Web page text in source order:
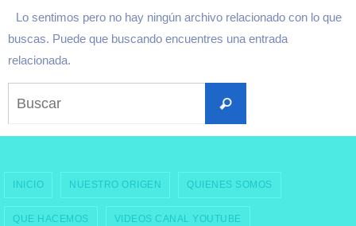
Lo sentimos pero no hay ningún archivo relacionado con lo que
buscas. Puede que buscando encuentres una entrada
relacionada.
Buscar
INICIO NUESTRO ORIGEN QUIENES SOMOS
QUE HACEMOS VIDEOS CANAL YOUTUBE